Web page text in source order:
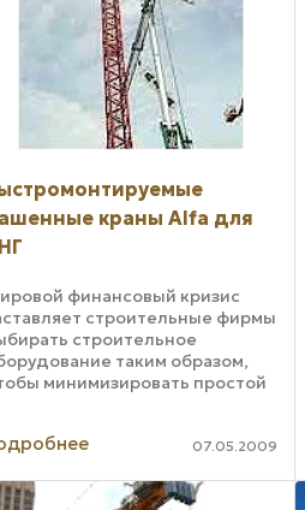
краны Alfa для
финансовый кризис
строительные фирмы
строительное
таким образом,
минимизировать простой
до 7 этажей, и
в ...
07.05.2009